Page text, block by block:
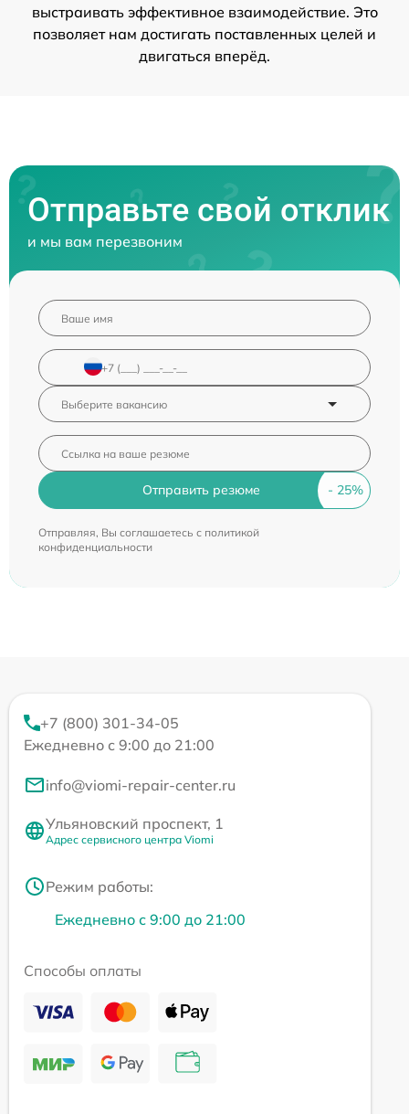
выстраивать эффективное взаимодействие. Это
позволяет нам достигать поставленных целей и
двигаться вперёд.
Отправьте свой отклик
и мы вам перезвоним
Отправить резюме
Отправляя, Вы соглашаетесь с политикой
конфиденциальности
+7 (800) 301-34-05
Ежедневно с 9:00 до 21:00
info@viomi-repair-center.ru
Ульяновский проспект, 1
Адрес сервисного центра Viomi
Режим работы:
Ежедневно с 9:00 до 21:00
Способы оплаты